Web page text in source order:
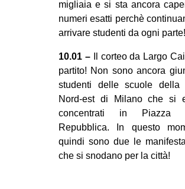
migliaia e si sta ancora
numeri esatti perchè
arrivare studenti da ogni parte!
10.01 –Il corteo da Largo
partito! Non sono ancora
studenti delle scuole della
Nord-est di Milano che si
concentrati in Piazza
Repubblica. In questo
quindi sono due le
che si snodano per la città!